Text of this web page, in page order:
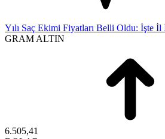
Yılı Saç Ekimi Fiyatları Belli Oldu: İşte
GRAM ALTIN
6.505,41